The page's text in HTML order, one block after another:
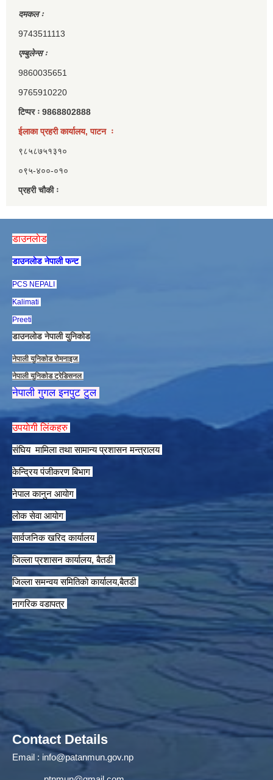
दमकल ः
9743511113
एम्बुलेन्स ः
9860035651
9765910220
टिप्पर ः 9868802888
ईलाका प्रहरी कार्यालय, पाटन ः
९८५८७५१३१०
०९५-४००-०१०
प्रहरी चौकी ः
डाउनलाेड
डाउनलाेड नेपाली फन्ट
PCS NEPALI
Kalimati
Preeti
डाउनलाेड नेपाली युनिकाेड
नेपाली युनिकाेड राेमनाइज
नेपाली युनिकाेड ट्रेडिसनल
नेपाली गुगल इनपुट टुल
उपयाेगी लिंकहरु
संघिय मामिला तथा सामान्य प्रशासन मन्त्रालय
केन्द्रिय पंजीकरण बिभाग
नेपाल कानुन आयाेग
लाेक सेवा आयाेग
सार्वजनिक खरिद कार्यालय
जिल्ला प्रशासन कार्यालय, बैतडी
जिल्ला समन्वय समितिको कार्यालय,बैतडी
नागरिक वडापत्र
Contact Details
Email : info@patanmun.gov.np